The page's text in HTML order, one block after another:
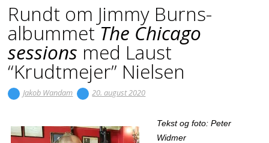
Rundt om Jimmy Burns-
albummetThe Chicago
sessions med Laust
“Krudtmejer” Nielsen
Jakob Wandam 20. august 2020
Tekst og foto: Peter
Widmer